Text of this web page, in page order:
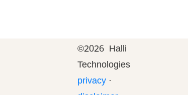
©2026 Halli
Technologies
privacy ·